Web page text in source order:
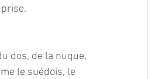
dos, de la nuque,
le suédois, le